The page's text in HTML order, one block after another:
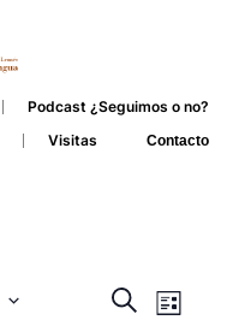
Podcast ¿Seguimos o no?
Visitas Contacto
Events
Search
List